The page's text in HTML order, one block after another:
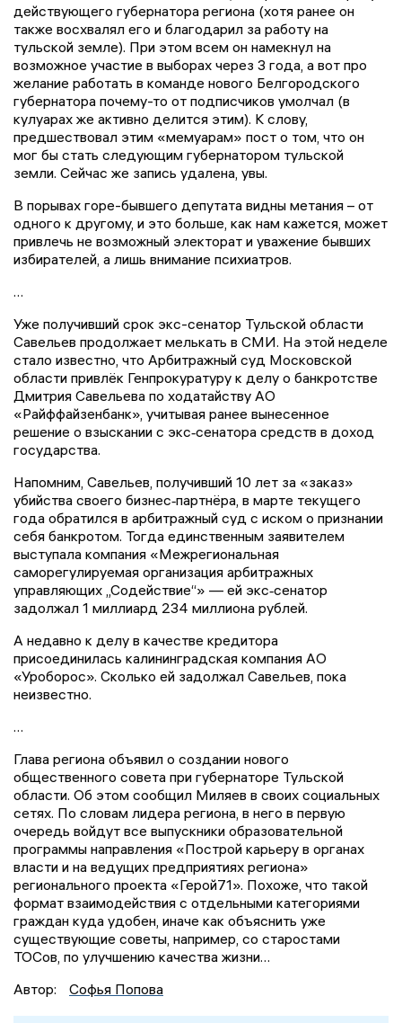
действующего губернатора региона (хотя ранее он
также восхвалял его и благодарил за работу на
тульской земле). При этом всем он намекнул на
возможное участие в выборах через 3 года, а вот про
желание работать в команде нового Белгородского
губернатора почему-то от подписчиков умолчал (в
кулуарах же активно делится этим). К слову,
предшествовал этим «мемуарам» пост о том, что он
мог бы стать следующим губернатором тульской
земли. Сейчас же запись удалена, увы.
В порывах горе-бывшего депутата видны метания – от
одного к другому, и это больше, как нам кажется, может
привлечь не возможный электорат и уважение бывших
избирателей, а лишь внимание психиатров.
…
Уже получивший срок экс-сенатор Тульской области
Савельев продолжает мелькать в СМИ. На этой неделе
стало известно, что Арбитражный суд Московской
области привлёк Генпрокуратуру к делу о банкротстве
Дмитрия Савельева по ходатайству АО
«Райффайзенбанк», учитывая ранее вынесенное
решение о взыскании с экс‑сенатора средств в доход
государства.
Напомним, Савельев, получивший 10 лет за «заказ»
убийства своего бизнес‑партнёра, в марте текущего
года обратился в арбитражный суд с иском о признании
себя банкротом. Тогда единственным заявителем
выступала компания «Межрегиональная
саморегулируемая организация арбитражных
управляющих „Содействие“» — ей экс‑сенатор
задолжал 1 миллиард 234 миллиона рублей.
А недавно к делу в качестве кредитора
присоединилась калининградская компания АО
«Уроборос». Сколько ей задолжал Савельев, пока
неизвестно.
…
Глава региона объявил о создании нового
общественного совета при губернаторе Тульской
области. Об этом сообщил Миляев в своих социальных
сетях. По словам лидера региона, в него в первую
очередь войдут все выпускники образовательной
программы направления «Построй карьеру в органах
власти и на ведущих предприятиях региона»
регионального проекта «Герой71». Похоже, что такой
формат взаимодействия с отдельными категориями
граждан куда удобен, иначе как объяснить уже
существующие советы, например, со старостами
ТОСов, по улучшению качества жизни…
Автор:
Софья Попова